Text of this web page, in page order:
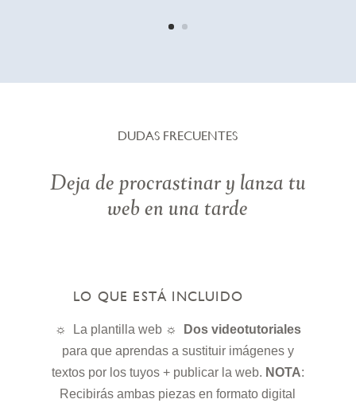
DUDAS FRECUENTES
Deja de procrastinar y lanza tu
web en una tarde
LO QUE ESTÁ INCLUIDO
☼ La plantilla web ☼
Dos videotutoriales
para que aprendas a sustituir imágenes y
textos por los tuyos + publicar la web. NOTA:
Recibirás ambas piezas en formato digital